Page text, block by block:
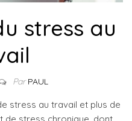
stress au
ParPAUL
stress au travail et plus de
de stress chronique, dont